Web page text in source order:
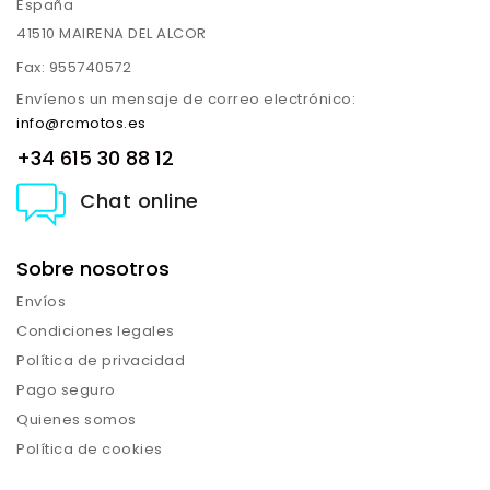
España
41510 MAIRENA DEL ALCOR
Fax: 955740572
Envíenos un mensaje de correo electrónico:
info@rcmotos.es
+34 615 30 88 12
Chat online
Sobre nosotros
Envíos
Condiciones legales
Política de privacidad
Pago seguro
Quienes somos
Política de cookies